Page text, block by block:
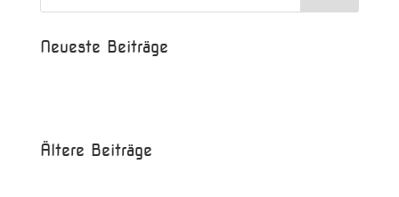
Neueste Beiträge
Ältere Beiträge